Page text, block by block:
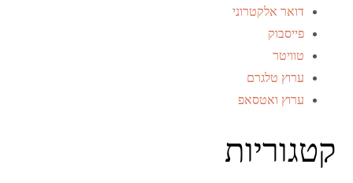
דואר אלקטרוני
פייסבוק
טוויטר
ערוץ טלגרם
ערוץ ואטסאפ
קטגוריות